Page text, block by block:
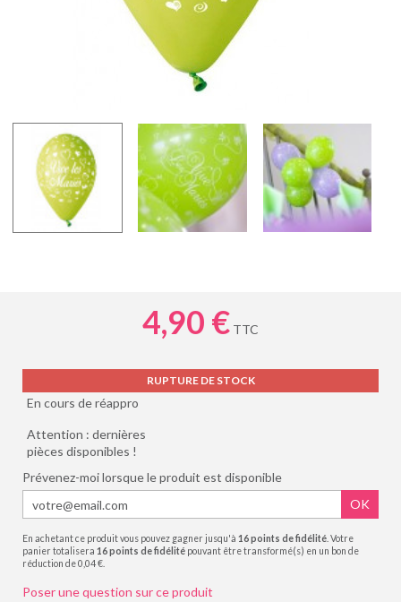
4,90 € TTC
RUPTURE DE STOCK
En cours de réappro
Attention : dernières
pièces disponibles !
Prévenez-moi lorsque le produit est disponible
OK
En achetant ce produit vous pouvez gagner jusqu'à 16points de fidélité . Votre
panier totalisera 16points de fidélité pouvant être transformé(s) en un bon de
réduction de0,04 €
Poser une question sur ce produit